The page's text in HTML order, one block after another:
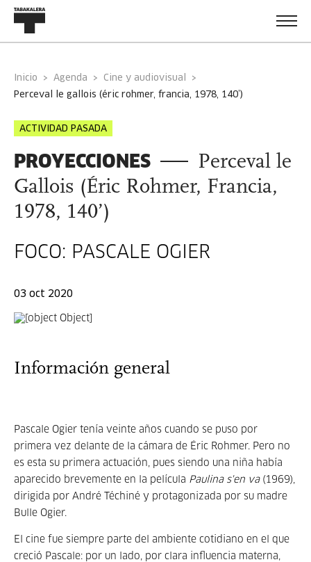
Inicio Agenda
Cine y audiovisual
perceval le gallois (éric rohmer, francia, 1978, 140’)
ACTIVIDAD PASADA
PROYECCIONES
Perceval le
Gallois (Éric Rohmer, Francia,
1978, 140’)
FOCO: PASCALE OGIER
03 oct 2020
Información general
Pascale Ogier tenía veinte años cuando se puso por
primera vez delante de la cámara de Éric Rohmer. Pero no
es esta su primera actuación, pues siendo una niña había
aparecido brevemente en la película Paulina s'en va(1969),
dirigida por André Téchiné y protagonizada por su madre
Bulle Ogier.
El cine fue siempre parte del ambiente cotidiano en el que
creció Pascale: por un lado, por clara influencia materna,